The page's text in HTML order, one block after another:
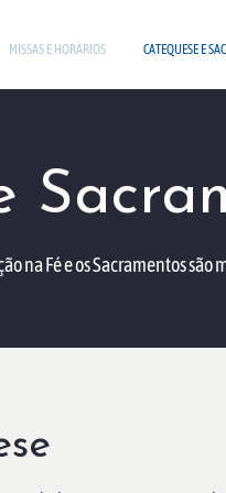
MISSAS E HORÁRIOS CATEQUESE E
na Fé e os Sacramentos